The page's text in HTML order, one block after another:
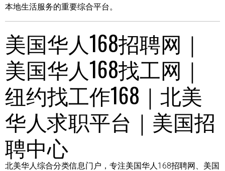
本地生活服务的重要综合平台。
美国华人168招聘网｜
美国华人168找工网｜
纽约找工作168｜北美
华人求职平台｜美国招
聘中心
北美华人综合分类信息门户，专注美国华人168招聘网、美国